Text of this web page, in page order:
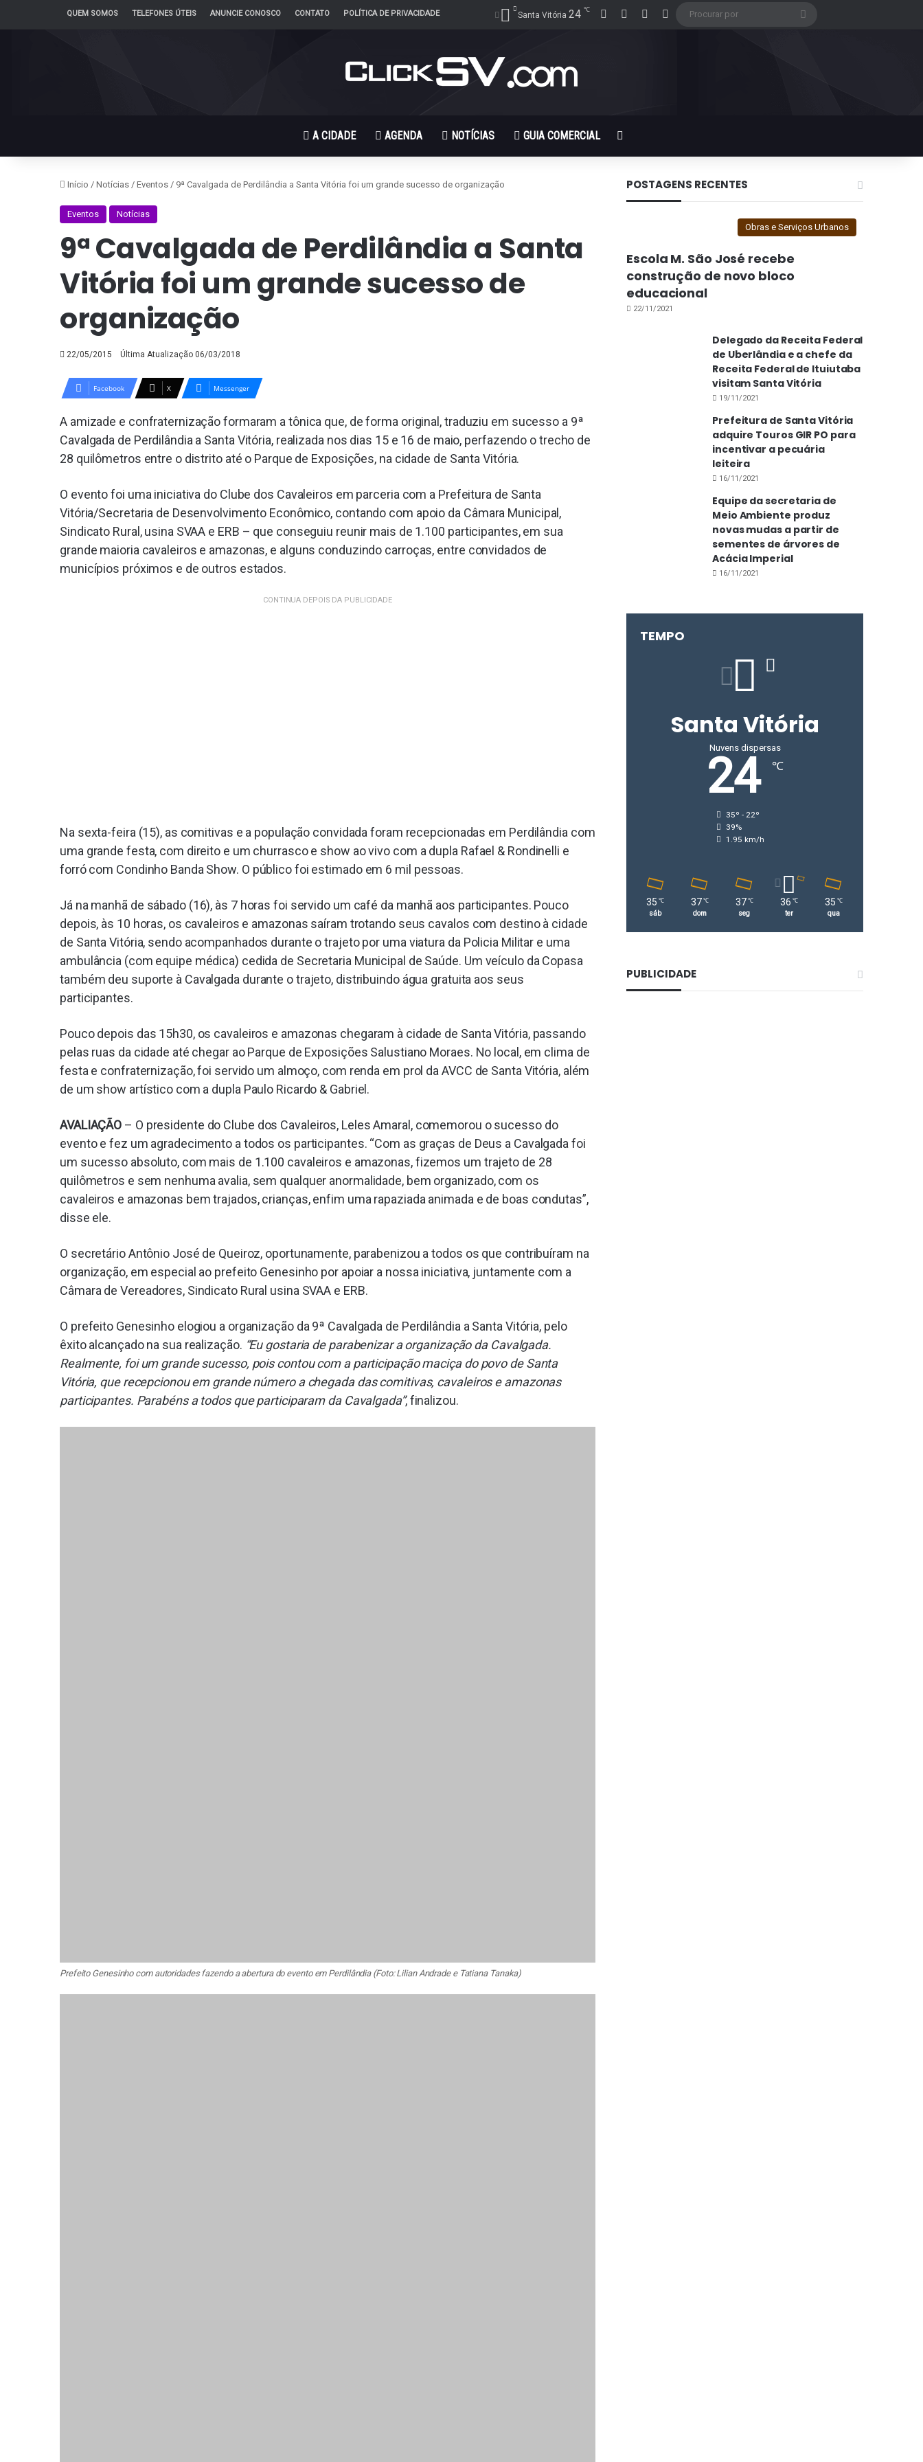
QUEM SOMOS TELEFONES ÚTEIS ANUNCIE CONOSCO CONTATO POLÍTICA DE PRIVACIDADE Santa Vitória 24 ℃ Facebook InstagramGoogle Play
A CIDADE AGENDA NOTÍCIAS GUIA COMERCIAL
Início / Notícias / Eventos / 9ª Cavalgada de Perdilândia a Santa Vitória foi um grande sucesso de organização
Eventos Notícias
9ª Cavalgada de Perdilândia a Santa
Vitória foi um grande sucesso de
organização
22/05/2015 Última Atualização 06/03/2018
Facebook X Messenger
A amizade e confraternização formaram a tônica que, de forma original, traduziu em sucesso a 9ª
Cavalgada de Perdilândia a Santa Vitória, realizada nos dias 15 e 16 de maio, perfazendo o trecho de
28 quilômetros entre o distrito até o Parque de Exposições, na cidade de Santa Vitória.
O evento foi uma iniciativa do Clube dos Cavaleiros em parceria com a Prefeitura de Santa
Vitória/Secretaria de Desenvolvimento Econômico, contando com apoio da Câmara Municipal,
Sindicato Rural, usina SVAA e ERB – que conseguiu reunir mais de 1.100 participantes, em sua
grande maioria cavaleiros e amazonas, e alguns conduzindo carroças, entre convidados de
municípios próximos e de outros estados.
CONTINUA DEPOIS DA PUBLICIDADE
Na sexta-feira (15), as comitivas e a população convidada foram recepcionadas em Perdilândia com
uma grande festa, com direito e um churrasco e show ao vivo com a dupla Rafael & Rondinelli e
forró com Condinho Banda Show. O público foi estimado em 6 mil pessoas.
Já na manhã de sábado (16), às 7 horas foi servido um café da manhã aos participantes. Pouco
depois, às 10 horas, os cavaleiros e amazonas saíram trotando seus cavalos com destino à cidade
de Santa Vitória, sendo acompanhados durante o trajeto por uma viatura da Policia Militar e uma
ambulância (com equipe médica) cedida de Secretaria Municipal de Saúde. Um veículo da Copasa
também deu suporte à Cavalgada durante o trajeto, distribuindo água gratuita aos seus
participantes.
Pouco depois das 15h30, os cavaleiros e amazonas chegaram à cidade de Santa Vitória, passando
pelas ruas da cidade até chegar ao Parque de Exposições Salustiano Moraes. No local, em clima de
festa e confraternização, foi servido um almoço, com renda em prol da AVCC de Santa Vitória, além
de um show artístico com a dupla Paulo Ricardo & Gabriel.
AVALIAÇÃO – O presidente do Clube dos Cavaleiros, Leles Amaral, comemorou o sucesso do
evento e fez um agradecimento a todos os participantes. “Com as graças de Deus a Cavalgada foi
um sucesso absoluto, com mais de 1.100 cavaleiros e amazonas, fizemos um trajeto de 28
quilômetros e sem nenhuma avalia, sem qualquer anormalidade, bem organizado, com os
cavaleiros e amazonas bem trajados, crianças, enfim uma rapaziada animada e de boas condutas”,
disse ele.
O secretário Antônio José de Queiroz, oportunamente, parabenizou a todos os que contribuíram na
organização, em especial ao prefeito Genesinho por apoiar a nossa iniciativa, juntamente com a
Câmara de Vereadores, Sindicato Rural usina SVAA e ERB.
O prefeito Genesinho elogiou a organização da 9ª Cavalgada de Perdilândia a Santa Vitória, pelo
êxito alcançado na sua realização. “Eu gostaria de parabenizar a organização da Cavalgada.
Realmente, foi um grande sucesso, pois contou com a participação maciça do povo de Santa
Vitória, que recepcionou em grande número a chegada das comitivas, cavaleiros e amazonas
participantes. Parabéns a todos que participaram da Cavalgada”, finalizou.
Prefeito Genesinho com autoridades fazendo a abertura do evento em Perdilândia (Foto: Lilian Andrade e Tatiana Tanaka)
POSTAGENS RECENTES
Obras e Serviços Urbanos
Escola M. São José recebe
construção de novo bloco
educacional
22/11/2021
Delegado da Receita Federal
de Uberlândia e a chefe da
Receita Federal de Ituiutaba
visitam Santa Vitória
19/11/2021
Prefeitura de Santa Vitória
adquire Touros GIR PO para
incentivar a pecuária
leiteira
16/11/2021
Equipe da secretaria de
Meio Ambiente produz
novas mudas a partir de
sementes de árvores de
Acácia Imperial
16/11/2021
TEMPO
Santa Vitória
Nuvens dispersas
24 ℃
35º - 22º
39%
1.95 km/h
35 ℃
sáb
37 ℃
dom
37 ℃
seg
36 ℃
ter
35 ℃
qua
PUBLICIDADE